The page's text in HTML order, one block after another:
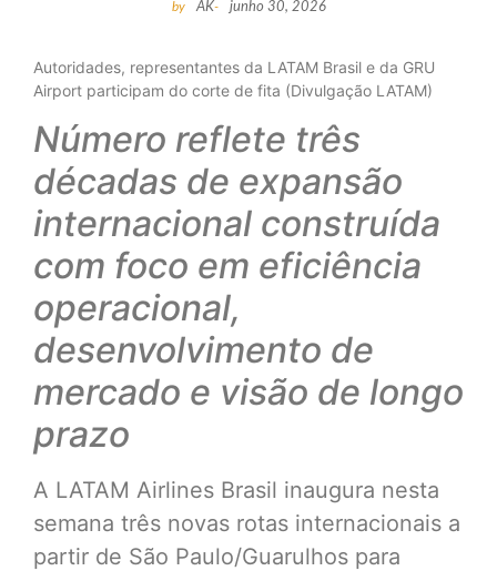
by AK- junho 30, 2026
Autoridades, representantes da LATAM Brasil e da GRU
Airport participam do corte de fita (Divulgação LATAM)
Número reflete três
décadas de expansão
internacional construída
com foco em eficiência
operacional,
desenvolvimento de
mercado e visão de longo
prazo
A LATAM Airlines Brasil inaugura nesta
semana três novas rotas internacionais a
partir de São Paulo/Guarulhos para